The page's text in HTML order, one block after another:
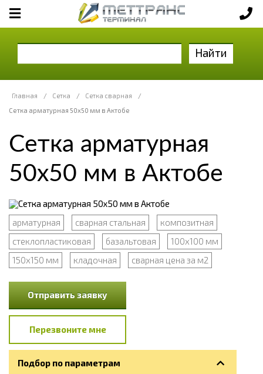
Найти
Главная / Сетка / Сетка сварная
/
Сетка арматурная 50x50 мм в Актобе
Сетка арматурная
50x50 мм в Актобе
арматурная сварная стальная
композитная
стеклопластиковая
базальтовая
100x100 мм
150x150 мм
кладочная сварная цена за м2
Отправить заявку
Перезвоните мне
Подбор по параметрам